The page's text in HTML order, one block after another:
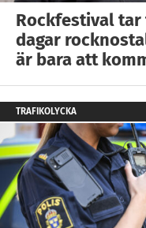
Rockfestival
dagar
är bara att
TRAFIKOLYCKA